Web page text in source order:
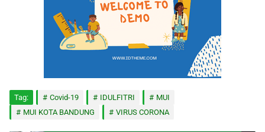
Tag: Covid-19 IDULFITRI
MUI
MUI KOTA BANDUNG
VIRUS CORONA